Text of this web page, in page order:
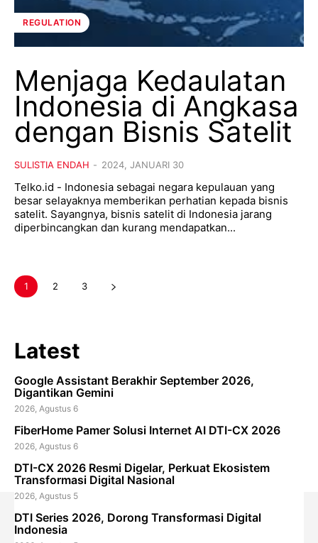
REGULATION
Menjaga Kedaulatan
Indonesia di Angkasa
dengan Bisnis Satelit
SULISTIA ENDAH - 2024, JANUARI 30
Telko.id - Indonesia sebagai negara kepulauan yang
besar selayaknya memberikan perhatian kepada bisnis
satelit. Sayangnya, bisnis satelit di Indonesia jarang
diperbincangkan dan kurang mendapatkan...
1 2 3
Latest
Google Assistant Berakhir September 2026,
Digantikan Gemini
2026, Agustus 6
FiberHome Pamer Solusi Internet AI DTI-CX 2026
2026, Agustus 6
DTI-CX 2026 Resmi Digelar, Perkuat Ekosistem
Transformasi Digital Nasional
2026, Agustus 5
DTI Series 2026, Dorong Transformasi Digital
Indonesia